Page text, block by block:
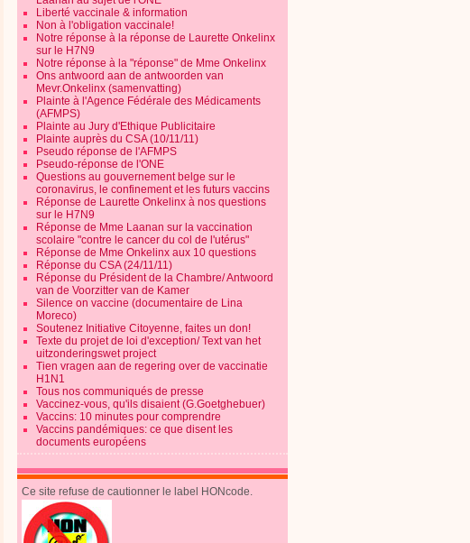
Liberté vaccinale & information
Non à l'obligation vaccinale!
Notre réponse à la réponse de Laurette Onkelinx
sur le H7N9
Notre réponse à la "réponse" de Mme Onkelinx
Ons antwoord aan de antwoorden van
Mevr.Onkelinx (samenvatting)
Plainte à l'Agence Fédérale des Médicaments
(AFMPS)
Plainte au Jury d'Ethique Publicitaire
Plainte auprès du CSA (10/11/11)
Pseudo réponse de l'AFMPS
Pseudo-réponse de l'ONE
Questions au gouvernement belge sur le
coronavirus, le confinement et les futurs vaccins
Réponse de Laurette Onkelinx à nos questions
sur le H7N9
Réponse de Mme Laanan sur la vaccination
scolaire "contre le cancer du col de l'utérus"
Réponse de Mme Onkelinx aux 10 questions
Réponse du CSA (24/11/11)
Réponse du Président de la Chambre/ Antwoord
van de Voorzitter van de Kamer
Silence on vaccine (documentaire de Lina
Moreco)
Soutenez Initiative Citoyenne, faites un don!
Texte du projet de loi d'exception/ Text van het
uitzonderingswet project
Tien vragen aan de regering over de vaccinatie
H1N1
Tous nos communiqués de presse
Vaccinez-vous, qu'ils disaient (G.Goetghebuer)
Vaccins: 10 minutes pour comprendre
Vaccins pandémiques: ce que disent les
documents européens
Ce site refuse de cautionner le label HONcode.